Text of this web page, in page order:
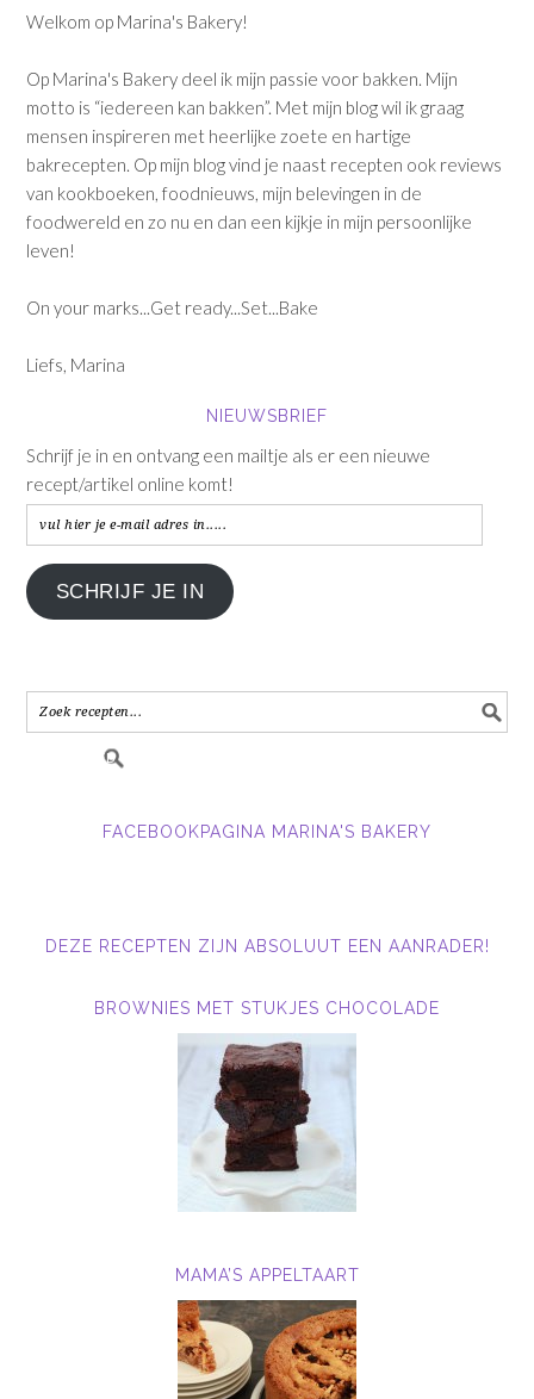
Welkom op Marina's Bakery!
Op Marina's Bakery deel ik mijn passie voor bakken. Mijn
motto is “iedereen kan bakken”. Met mijn blog wil ik graag
mensen inspireren met heerlijke zoete en hartige
bakrecepten. Op mijn blog vind je naast recepten ook reviews
van kookboeken, foodnieuws, mijn belevingen in de
foodwereld en zo nu en dan een kijkje in mijn persoonlijke
leven!
On your marks...Get ready...Set...Bake
Liefs, Marina
NIEUWSBRIEF
Schrijf je in en ontvang een mailtje als er een nieuwe
recept/artikel online komt!
vul
hier
je
e-
in.....
SCHRIJF JE IN
FACEBOOKPAGINA MARINA'S BAKERY
DEZE RECEPTEN ZIJN ABSOLUUT EEN AANRADER!
BROWNIES MET STUKJES CHOCOLADE
MAMA’S APPELTAART